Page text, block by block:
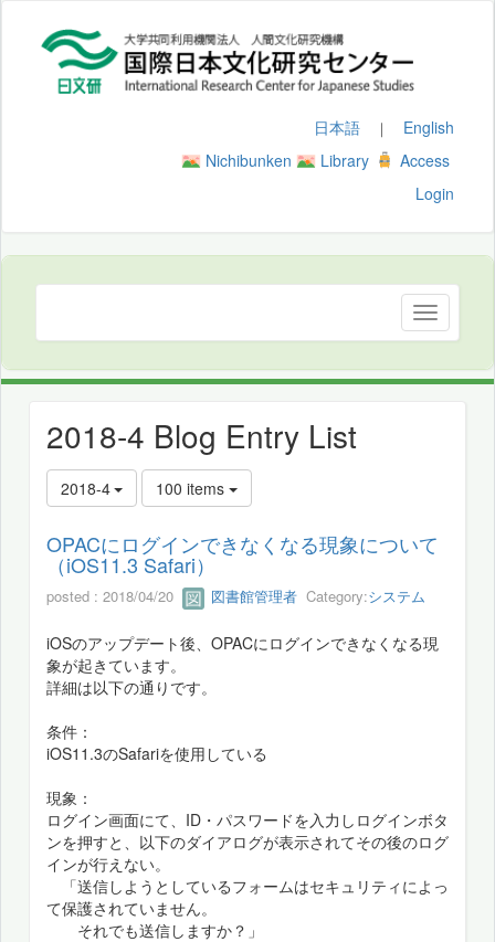
日本語 ｜ English
Nichibunken
Library
Access
Login
2018-4 Blog Entry List
2018-4 100 items
OPACにログインできなくなる現象について
（iOS11.3 Safari）
posted : 2018/04/20 図書館管理者 Category:システム
iOSのアップデート後、OPACにログインできなくなる現
象が起きています。
詳細は以下の通りです。
条件：
iOS11.3のSafariを使用している
現象：
ログイン画面にて、ID・パスワードを入力しログインボタ
ンを押すと、以下のダイアログが表示されてその後のログ
インが行えない。
「送信しようとしているフォームはセキュリティによっ
て保護されていません。
それでも送信しますか？」